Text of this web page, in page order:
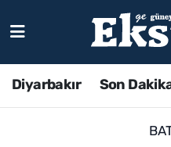
Diyarbakır Son